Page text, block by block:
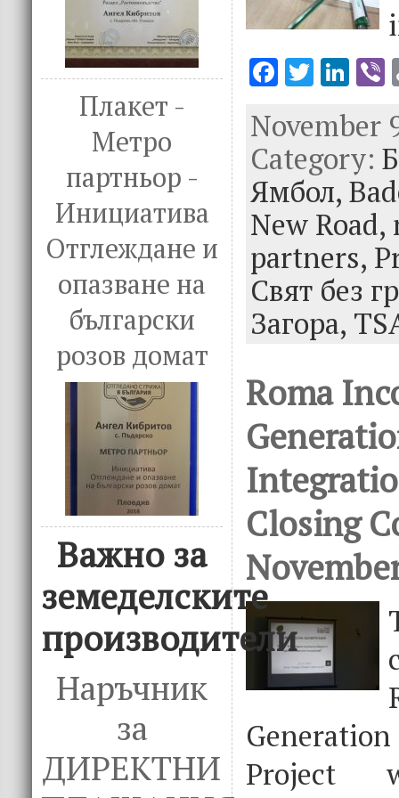
Плакет -
Метро
партньор -
Инициатива
Отглеждане и
опазване на
български
розов домат
Важно за
земеделските
производители
Наръчник
за
ДИРЕКТНИ
F
e
b
o
o
k
T
it
te
r
Li
k
e
dI
n
November
Category:
Ямбол,
New Road,
partners,
Свят без
Загора,
Roma
Closing
Project